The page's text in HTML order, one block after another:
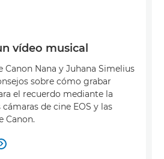
vídeo musical
Canon Nana y Juhana Simelius
sobre cómo grabar
el recuerdo mediante la
de cine EOS y las
Canon.
